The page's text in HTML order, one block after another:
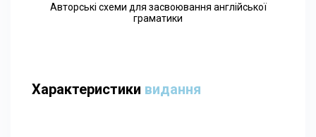
Авторські схеми для засвоювання англійської
граматики
Характеристики видання